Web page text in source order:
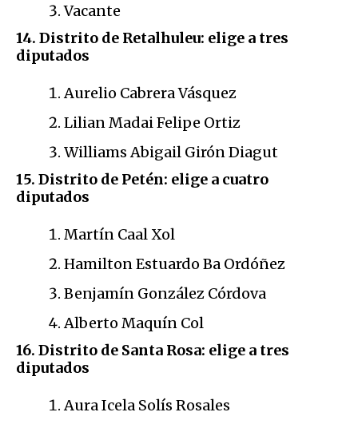
Vacante
14. Distrito de Retalhuleu: elige a tres
diputados
Aurelio Cabrera Vásquez
Lilian Madai Felipe Ortiz
Williams Abigail Girón Diagut
15. Distrito de Petén: elige a cuatro
diputados
Martín Caal Xol
Hamilton Estuardo Ba Ordóñez
Benjamín González Córdova
Alberto Maquín Col
16. Distrito de Santa Rosa: elige a tres
diputados
Aura Icela Solís Rosales